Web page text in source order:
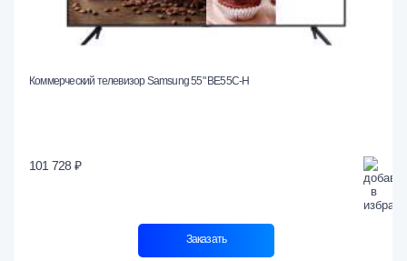
Коммерческий телевизор Samsung 55" BE55C-H
101 728 ₽
Заказать